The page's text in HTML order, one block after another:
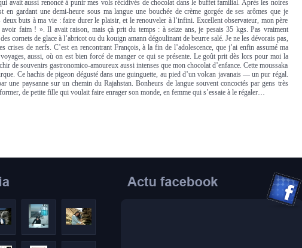
avait aussi renoncé à punir mes vols récidivés de chocolat dans le buffet familial. Après les noires
gardant une demi-heure sous ma langue une bouchée de crème gorgée de ses arômes que je
deux buts à ma vie : faire durer le plaisir, et le renouveler à l’infini. Excellent observateur, mon père
faim ! ». Il avait raison, mais çà prit du temps : à seize ans, je pesais 35 kgs. Pas vraiment
cornets de glace à l’abricot ou du kouign amann dégoulinant de beurre salé. Je ne les dévorais pas,
crises de nerfs. C’est en rencontrant François, à la fin de l’adolescence, que j’ai enfin assumé ma
aussi, où on est bien forcé de manger ce qui se présente. Le goût prit dès lors pour moi la
de souvenirs gastronomico-amoureux aussi intenses que mon chocolat d’enfance. Cette moussaka
Ce hachis de pigeon dégusté dans une guinguette, au pied d’un volcan javanais — un pur régal.
une paysanne sur un chemin du Rajahstan. Bonheurs de langue souvent concoctés par gens très
de petite fille qui voulait faire enrager son monde, en femme qui s’essaie à le régaler…